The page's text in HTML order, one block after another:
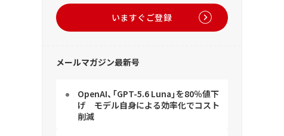
いますぐご登録
メールマガジン最新号
OpenAI、「GPT-5.6 Luna」を80％値下
げ モデル自身による効率化でコスト
削減